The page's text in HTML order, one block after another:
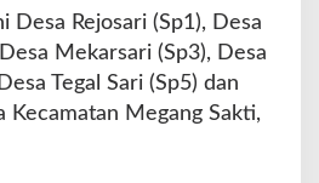
Desa Rejosari (Sp1), Desa
Mekarsari (Sp3), Desa
Tegal Sari (Sp5) dan
Kecamatan Megang Sakti,